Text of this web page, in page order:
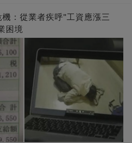
：從業者疾呼"工資應漲三
困境